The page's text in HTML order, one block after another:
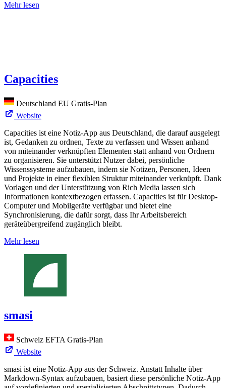
Mehr lesen
Capacities
Deutschland EU Gratis-Plan
Website
Capacities ist eine Notiz-App aus Deutschland, die darauf ausgelegt
ist, Gedanken zu ordnen, Texte zu verfassen und Wissen anhand
von miteinander verknüpften Elementen statt anhand von Ordnern
zu organisieren. Sie unterstützt Nutzer dabei, persönliche
Wissenssysteme aufzubauen, indem sie Notizen, Personen, Ideen
und Projekte in einer flexiblen Struktur miteinander verknüpft. Dank
Vorlagen und der Unterstützung von Rich Media lassen sich
Informationen kontextbezogen erfassen. Capacities ist für Desktop-
Computer und Mobilgeräte verfügbar und bietet eine
Synchronisierung, die dafür sorgt, dass Ihr Arbeitsbereich
geräteübergreifend zugänglich bleibt.
Mehr lesen
smasi
Schweiz EFTA Gratis-Plan
Website
smasi ist eine Notiz-App aus der Schweiz. Anstatt Inhalte über
Markdown-Syntax aufzubauen, basiert diese persönliche Notiz-App